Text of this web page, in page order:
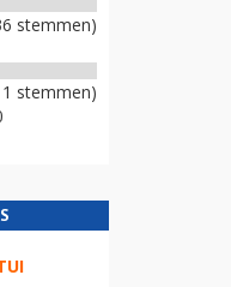
stemmen)
stemmen)